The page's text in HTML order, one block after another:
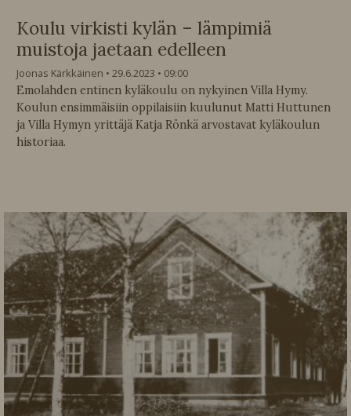
Koulu virkisti kylän – lämpimiä
muistoja jaetaan edelleen
Joonas Kärkkäinen 29.6.2023
09:00
Emolahden entinen kyläkoulu on nykyinen Villa Hymy.
Koulun ensimmäisiin oppilaisiin kuulunut Matti Huttunen
ja Villa Hymyn yrittäjä Katja Rönkä arvostavat kyläkoulun
historiaa.